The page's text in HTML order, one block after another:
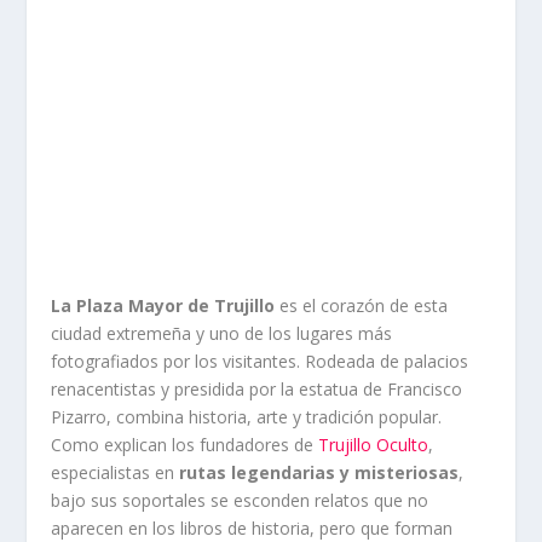
La Plaza Mayor de Trujillo es el corazón de esta
ciudad extremeña y uno de los lugares más
fotografiados por los visitantes. Rodeada de palacios
renacentistas y presidida por la estatua de Francisco
Pizarro, combina historia, arte y tradición popular.
Como explican los fundadores de Trujillo Oculto,
especialistas en rutas legendarias y misteriosas,
bajo sus soportales se esconden relatos que no
aparecen en los libros de historia, pero que forman